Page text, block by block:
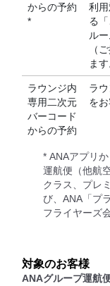
からの予約
*
利
る
ル
（
ます
ラウンジ内
専用二次元
バーコード
からの予約
ラ
を
* ANAアプリ
運航便（他航
クラス、プレ
び、ANA「プ
フライヤーズ
対象のお客様
ANAグループ運航